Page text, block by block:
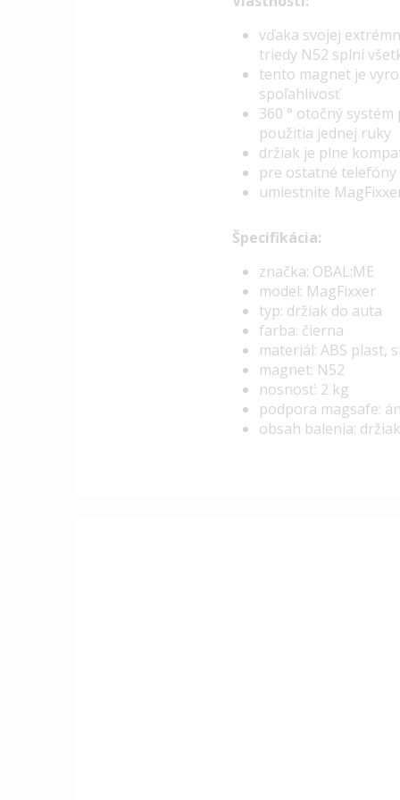
vďaka svojej
triedy N52 splní
tento magnet je
spoľahlivosť
360 ° otočný
použitia jednej ruky
držiak je plne
pre ostatné
umiestnite
Špecifikácia:
značka: OBAL:ME
model: MagFixxer
typ: držiak do auta
farba: čierna
materiál: ABS plast,
magnet: N52
nosnosť: 2 kg
podpora magsafe:
obsah balenia: